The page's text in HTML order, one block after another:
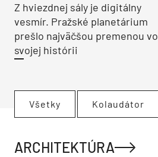
Z hviezdnej sály je digitálny
vesmír. Pražské planetárium
prešlo najväčšou premenou vo
svojej histórii
Všetky Kolaudátor
ARCHITEKTÚRA